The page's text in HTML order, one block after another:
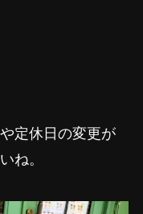
定休日の変更が
ね。